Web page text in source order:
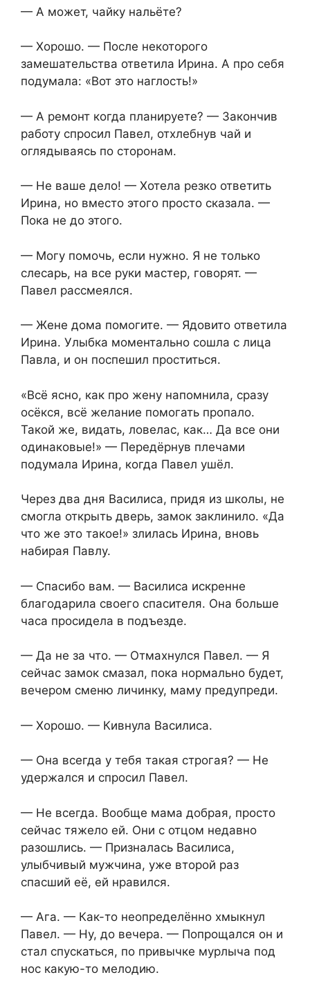
— А может, чайку нальёте?
— Хорошо. — После некоторого
замешательства ответила Ирина. А про себя
подумала: «Вот это наглость!»
— А ремонт когда планируете? — Закончив
работу спросил Павел, отхлебнув чай и
оглядываясь по сторонам.
— Не ваше дело! — Хотела резко ответить
Ирина, но вместо этого просто сказала. —
Пока не до этого.
— Могу помочь, если нужно. Я не только
слесарь, на все руки мастер, говорят. —
Павел рассмеялся.
— Жене дома помогите. — Ядовито ответила
Ирина. Улыбка моментально сошла с лица
Павла, и он поспешил проститься.
«Всё ясно, как про жену напомнила, сразу
осёкся, всё желание помогать пропало.
Такой же, видать, ловелас, как… Да все они
одинаковые!» — Передёрнув плечами
подумала Ирина, когда Павел ушёл.
Через два дня Василиса, придя из школы, не
смогла открыть дверь, замок заклинило. «Да
что же это такое!» злилась Ирина, вновь
набирая Павлу.
— Спасибо вам. — Василиса искренне
благодарила своего спасителя. Она больше
часа просидела в подъезде.
— Да не за что. — Отмахнулся Павел. — Я
сейчас замок смазал, пока нормально будет,
вечером сменю личинку, маму предупреди.
— Хорошо. — Кивнула Василиса.
— Она всегда у тебя такая строгая? — Не
удержался и спросил Павел.
— Не всегда. Вообще мама добрая, просто
сейчас тяжело ей. Они с отцом недавно
разошлись. — Призналась Василиса,
улыбчивый мужчина, уже второй раз
спасший её, ей нравился.
— Ага. — Как-то неопределённо хмыкнул
Павел. — Ну, до вечера. — Попрощался он и
стал спускаться, по привычке мурлыча под
нос какую-то мелодию.